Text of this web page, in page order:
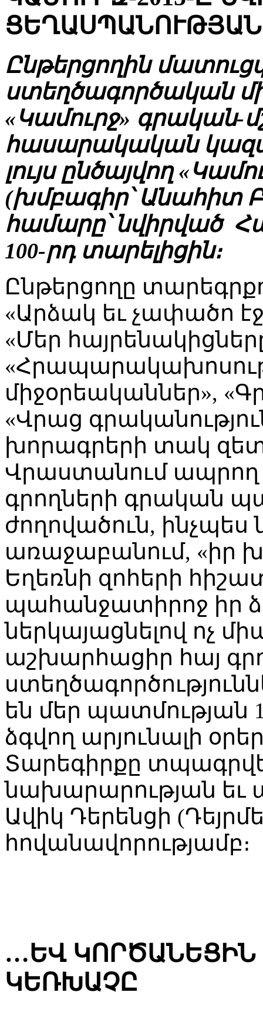
ՑԵՂԱՍՊԱՆՈՒԹՅԱՆ
Ընթերցողին
ստեղծագործական
«Կամուրջ» գրական-
հասարակական
լույս ընծայվող
(խմբագիր՝ Անահիտ
համարը՝ նվիրված
100-րդ տարելիցին։
Ընթերցողը
«Արձակ եւ չափածո
«Մեր
միջօրեականներ»,
«Վրաց
խորագրերի տակ
Վրաստանում ապրող
գրողների գրական
ժողովածուն, ինչպես
առաջաբանում, «իր
Եղեռնի զոհերի
պահանջատիրոջ իր
ներկայացնելով ոչ
աշխարհացիր հայ
են մեր պատմության
ձգվող արյունալի
Տարեգիրքը
նախարարության եւ
Ավիկ Դերենցի
հովանավորությամբ։
…ԵՎ
ԿԵՌԽԱՉԸ